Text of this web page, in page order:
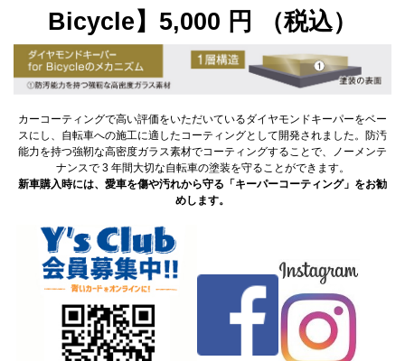
Bicycle】5,000 円 （税込）
カーコーティングで高い評価をいただいているダイヤモンドキーパーをベー
スにし、自転車への施工に適したコーティングとして開発されました。防汚
能力を持つ強靭な高密度ガラス素材でコーティングすることで、ノーメンテ
ナンスで 3 年間大切な自転車の塗装を守ることができます。
新車購入時には、愛車を傷や汚れから守る「キーパーコーティング」をお勧
めします。